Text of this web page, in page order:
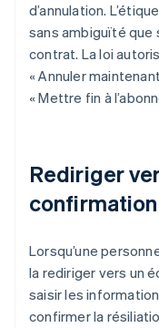
d’annulation.
sans ambiguïté
contrat. La loi
« Annuler
« Mettre fin à
Rediriger
confirmation
Lorsqu’une
la rediriger vers un
saisir les
confirmer la